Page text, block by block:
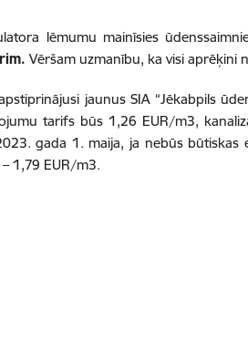
lēmumu mainīsies
Vēršam uzmanību, ka visi aprēķini
jaunus SIA “Jēkabpils
tarifs būs 1,26 EUR/m3,
gada 1. maija, ja nebūs būtiskas
1,79 EUR/m3.